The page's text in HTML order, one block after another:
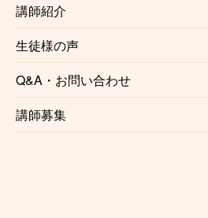
講師紹介
生徒様の声
Q&A・お問い合わせ
講師募集
生徒様の声
これからレッスンを始める方の
ッスンを受講されている生徒様
す。